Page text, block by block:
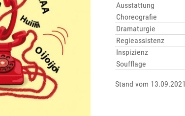
Ausstattung
Choreografie
Dramaturgie
Regieassistenz
Inspizienz
Soufflage
Stand vom 13.09.2021